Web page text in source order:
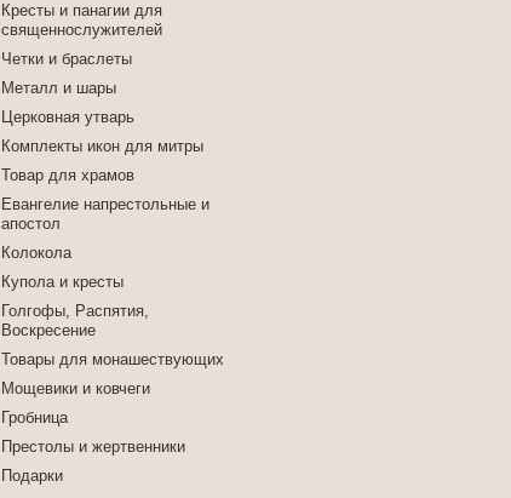
Кресты и панагии для
священнослужителей
Четки и браслеты
Металл и шары
Церковная утварь
Комплекты икон для митры
Товар для храмов
Евангелие напрестольные и
апостол
Колокола
Купола и кресты
Голгофы, Распятия,
Воскресение
Товары для монашествующих
Мощевики и ковчеги
Гробница
Престолы и жертвенники
Подарки